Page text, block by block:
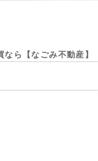
ら【なごみ不動産】